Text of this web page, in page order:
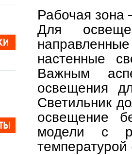
Рабочая
Для
настенные
Важным
освещения
Светильник
освещение
модели с
температурой